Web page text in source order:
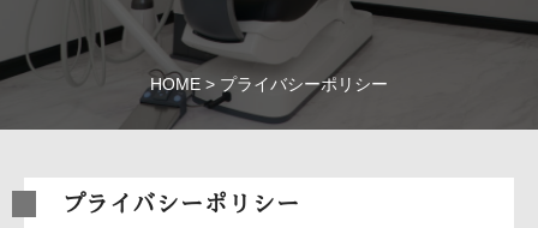
HOME プライバシーポリシー
プライバシーポリシー